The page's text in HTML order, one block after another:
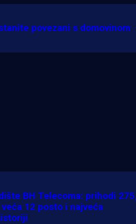
povezani s domovinom
BH Telecoma: prihodi
12 posto i najveća